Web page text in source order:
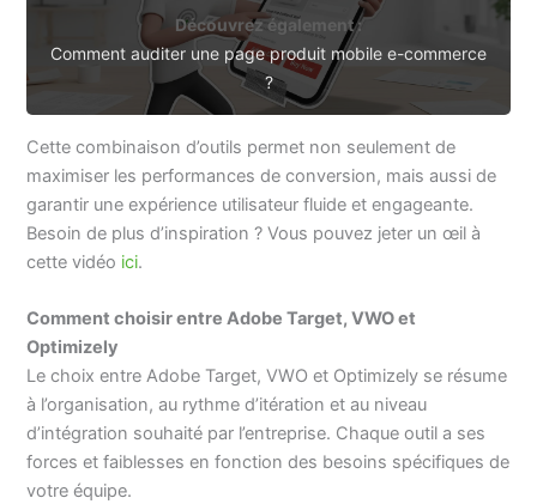
Découvrez également :
Comment auditer une page produit mobile e-commerce
?
Cette combinaison d’outils permet non seulement de
maximiser les performances de conversion, mais aussi de
garantir une expérience utilisateur fluide et engageante.
Besoin de plus d’inspiration ? Vous pouvez jeter un œil à
cette vidéo ici.
Comment choisir entre Adobe Target, VWO et
Optimizely
Le choix entre Adobe Target, VWO et Optimizely se résume
à l’organisation, au rythme d’itération et au niveau
d’intégration souhaité par l’entreprise. Chaque outil a ses
forces et faiblesses en fonction des besoins spécifiques de
votre équipe.